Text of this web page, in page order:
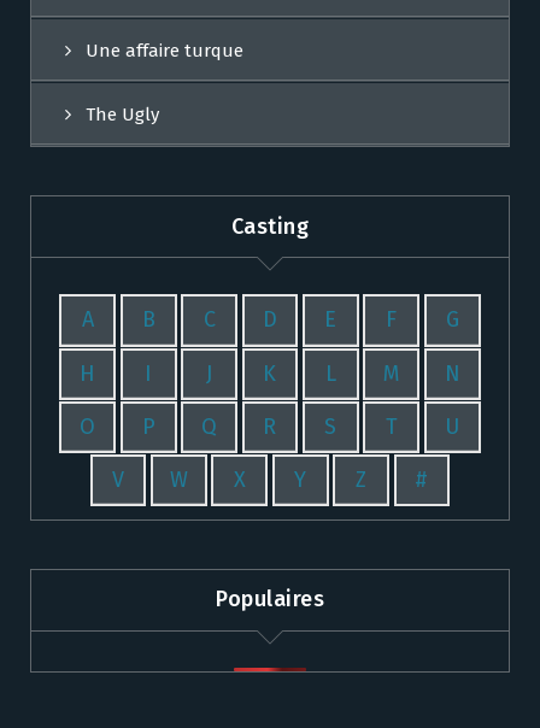
Une affaire turque
The Ugly
Casting
A B C D E F G
H I J K L M N
O P Q R S T U
V W X Y Z #
Populaires